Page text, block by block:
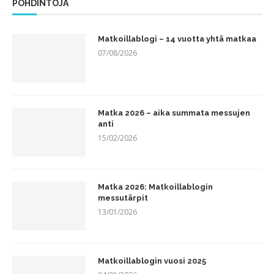
POHDINTOJA
Matkoillablogi – 14 vuotta yhtä matkaa
07/08/2026
Matka 2026 – aika summata messujen
anti
15/02/2026
Matka 2026: Matkoillablogin
messutärpit
13/01/2026
Matkoillablogin vuosi 2025